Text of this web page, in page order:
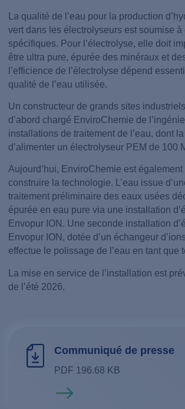
La qualité de l’eau pour la production
vert dans les électrolyseurs est soumise
spécifiques. Pour l’électrolyse, elle doit
être ultra pure, épurée des minéraux et
l’efficience de l’électrolyse dépend
qualité de l’eau utilisée.
Un constructeur de grands sites
d’abord chargé EnviroChemie de
installations de traitement de l’eau, dont
d’alimenter un électrolyseur PEM de 100
Aujourd’hui, EnviroChemie est également
construire la technologie. L’eau issue
traitement préliminaire des eaux usées
épurée en eau pure via une installation
Envopur ION. Une seconde installation
Envopur ION, dotée d’un échangeur
effectue le polissage de l’eau en tant que
La mise en service de l’installation est
de l’été 2026.
Communiqué de presse
PDF 196.68 KB
En savoir plus